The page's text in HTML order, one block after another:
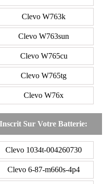
Clevo W763k
Clevo W763sun
Clevo W765cu
Clevo W765tg
Clevo W76x
Sur Votre Batterie:
Clevo 1034t-004260730
Clevo 6-87-m660s-4p4